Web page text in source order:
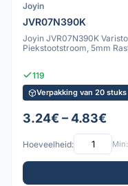
Joyin
JVR07N390K
Joyin JVR07N390K
Piekstootstroom, 5mm
119
Verpakking van 20 stuks
3.24€ – 4.83€
Hoeveelheid: